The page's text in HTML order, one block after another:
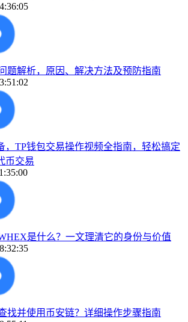
题解析，原因、解决方法及预防指南
，TP钱包交易操作视频全指南，轻松搞定
币交易
是什么？一文理清它的身份与价值
找并使用币安链？详细操作步骤指南